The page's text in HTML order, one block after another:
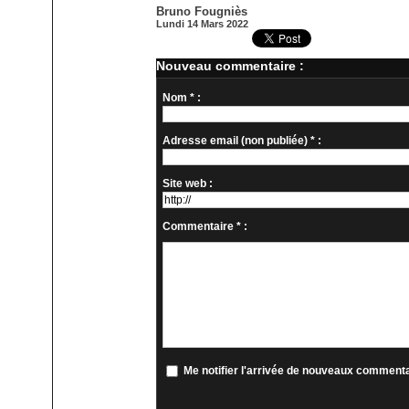
Bruno Fougniès
Lundi 14 Mars 2022
Nouveau commentaire :
Nom * :
Adresse email (non publiée) * :
Site web :
Commentaire * :
Me notifier l'arrivée de nouveaux